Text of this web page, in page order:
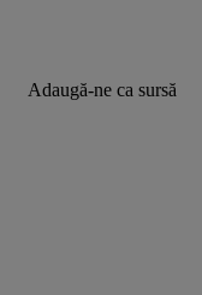
Adaugă-ne ca sursă